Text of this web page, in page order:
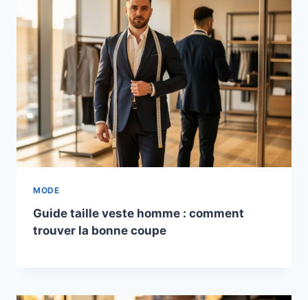
MODE
Guide taille veste homme : comment
trouver la bonne coupe